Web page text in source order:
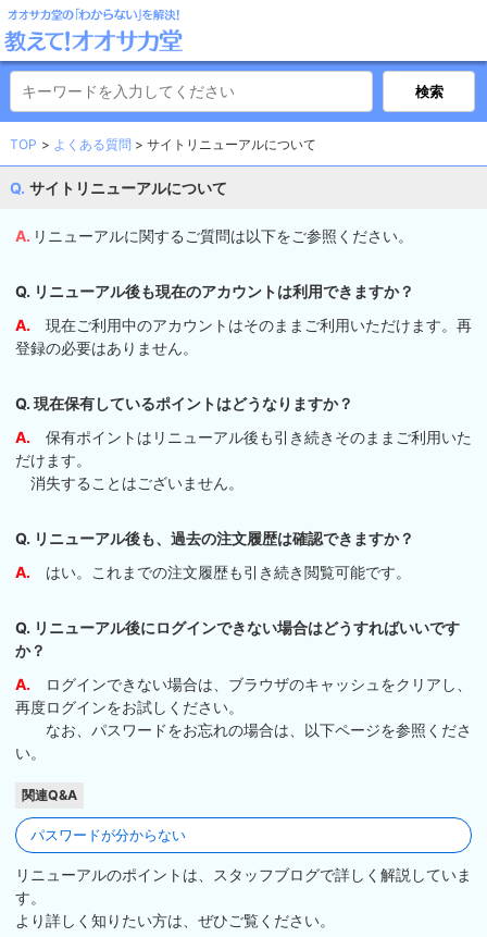
TOP よくある質問 サイトリニューアルについて
サイトリニューアルについて
リニューアルに関するご質問は以下をご参照ください。
Q. リニューアル後も現在のアカウントは利用できますか？
A. 現在ご利用中のアカウントはそのままご利用いただけます。再
登録の必要はありません。
Q. 現在保有しているポイントはどうなりますか？
A. 保有ポイントはリニューアル後も引き続きそのままご利用いた
だけます。
消失することはございません。
Q. リニューアル後も、過去の注文履歴は確認できますか？
A. はい。これまでの注文履歴も引き続き閲覧可能です。
Q. リニューアル後にログインできない場合はどうすればいいです
か？
A. ログインできない場合は、ブラウザのキャッシュをクリアし、
再度ログインをお試しください。
なお、パスワードをお忘れの場合は、以下ページを参照くださ
い。
関連Q&A
パスワードが分からない
リニューアルのポイントは、スタッフブログで詳しく解説していま
す。
より詳しく知りたい方は、ぜひご覧ください。